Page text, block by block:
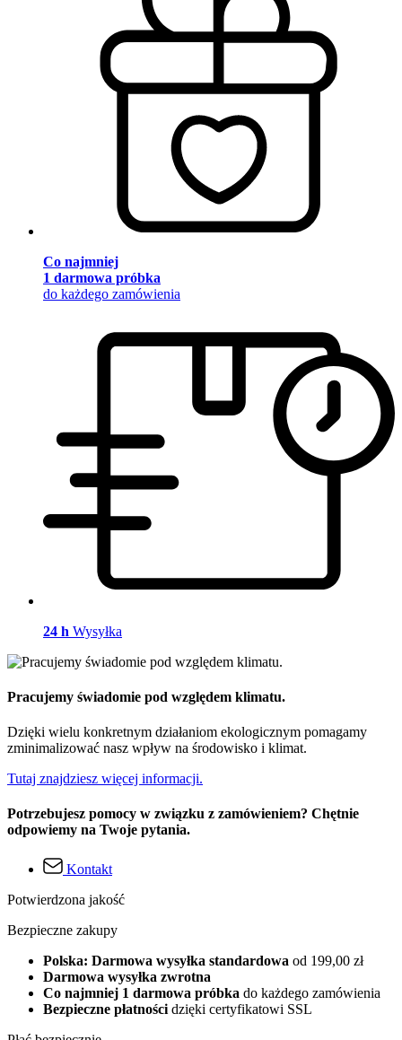
Co najmniej
1 darmowa próbka
do każdego zamówienia
24 h Wysyłka
Pracujemy świadomie pod względem klimatu.
Dzięki wielu konkretnym działaniom ekologicznym pomagamy
zminimalizować nasz wpływ na środowisko i klimat.
Tutaj znajdziesz więcej informacji.
Potrzebujesz pomocy w związku z zamówieniem? Chętnie
odpowiemy na Twoje pytania.
Kontakt
Potwierdzona jakość
Bezpieczne zakupy
Polska: Darmowa wysyłka standardowa od 199,00 zł
Darmowa wysyłka zwrotna
Co najmniej 1 darmowa próbka do każdego zamówienia
Bezpieczne płatności dzięki certyfikatowi SSL